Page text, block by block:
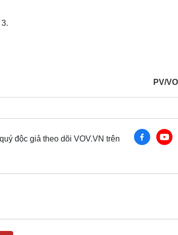
PV/
độc giả theo dõi VOV.VN trên